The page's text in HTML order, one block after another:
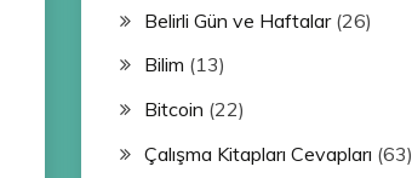
Belirli Gün ve Haftalar(26)
Bilim (13)
Bitcoin (22)
Çalışma Kitapları Cevapları (63)